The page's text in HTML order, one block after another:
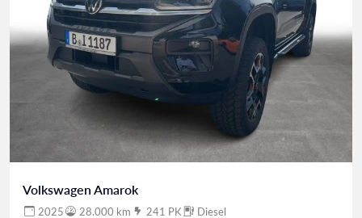
Volkswagen Amarok
2025 28.000 km 241 PK Diesel